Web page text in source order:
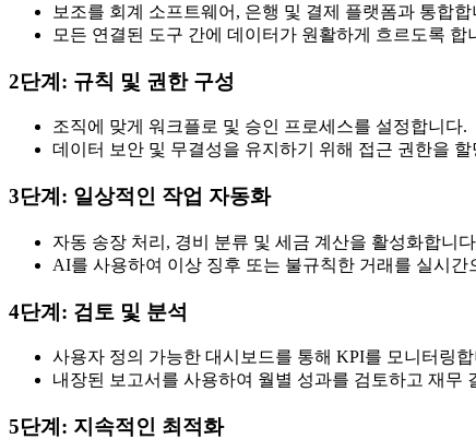
보조를 회계 소프트웨어, 은행 및 결제 플랫폼과 통합합
모든 연결된 도구 간에 데이터가 원활하게 흐르도록 합
2단계: 규칙 및 권한 구성
조직에 맞게 워크플로 및 승인 프로세스를 설정합니다.
데이터 보안 및 무결성을 유지하기 위해 접근 권한을 할
3단계: 일상적인 작업 자동화
자동 송장 처리, 경비 분류 및 세금 계산을 활성화합니
AI를 사용하여 이상 징후 또는 불규칙한 거래를 실시간
4단계: 검토 및 분석
사용자 정의 가능한 대시보드를 통해 KPI를 모니터링
내장된 보고서를 사용하여 월별 성과를 검토하고 재무
5단계: 지속적인 최적화